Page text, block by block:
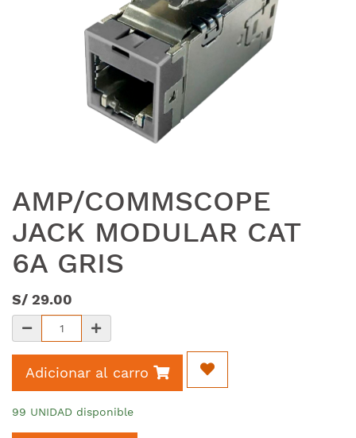
AMP/COMMSCOPE
JACK MODULAR CAT
6A GRIS
S/ 29.00
Adicionar al carro
99 UNIDAD disponible